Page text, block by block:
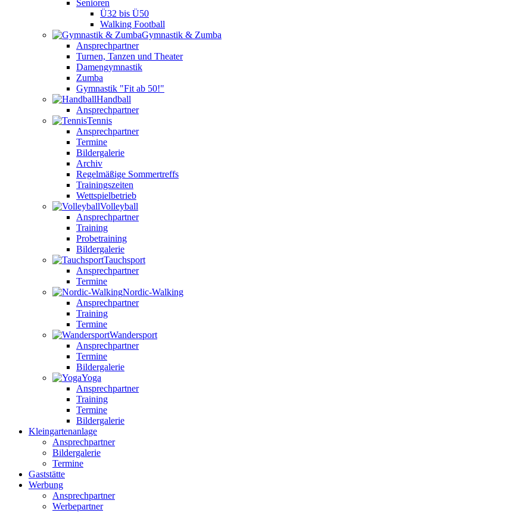
Senioren
Ü32 bis Ü50
Walking Football
Gymnastik & Zumba
Ansprechpartner
Turnen, Tanzen und Theater
Damengymnastik
Zumba
Gymnastik "Fit ab 50!"
Handball
Ansprechpartner
Tennis
Ansprechpartner
Termine
Bildergalerie
Archiv
Regelmäßige Sommertreffs
Trainingszeiten
Wettspielbetrieb
Volleyball
Ansprechpartner
Training
Probetraining
Bildergalerie
Tauchsport
Ansprechpartner
Termine
Nordic-Walking
Ansprechpartner
Training
Termine
Wandersport
Ansprechpartner
Termine
Bildergalerie
Yoga
Ansprechpartner
Training
Termine
Bildergalerie
Kleingartenanlage
Ansprechpartner
Bildergalerie
Termine
Gaststätte
Werbung
Ansprechpartner
Werbepartner